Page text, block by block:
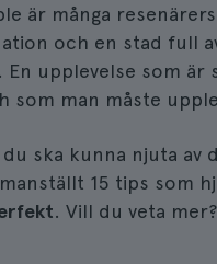
är många resenärers
och en stad full
En upplevelse som är
som man måste
ska kunna njuta av
15 tips som
. Vill du veta mer?